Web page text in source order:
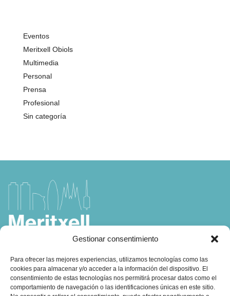
Gestionar consentimiento
Para ofrecer las mejores experiencias, utilizamos tecnologías como las
cookies para almacenar y/o acceder a la información del dispositivo. El
consentimiento de estas tecnologías nos permitirá procesar datos como el
comportamiento de navegación o las identificaciones únicas en este sitio.
Eventos
Meritxell Obiols
Multimedia
Personal
Prensa
Profesional
Sin categoría
Coach, Autora y Formadora en
Coaching, Inteligencia Emocional y Liderazgo